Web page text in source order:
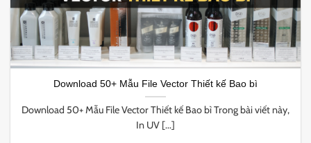
Download 50+ Mẫu File Vector Thiết kế Bao bì
Download 50+ Mẫu File Vector Thiết kế Bao bì Trong bài viết này,
In UV [...]